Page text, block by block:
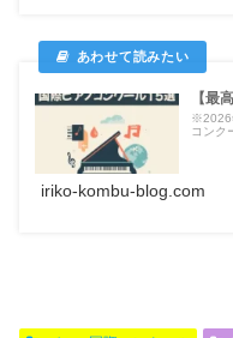
【最
※2026
コンク
iriko-kombu-blog.com